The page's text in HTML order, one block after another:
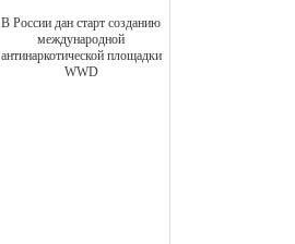
В России дан старт созданию
международной
антинаркотической площадки
WWD